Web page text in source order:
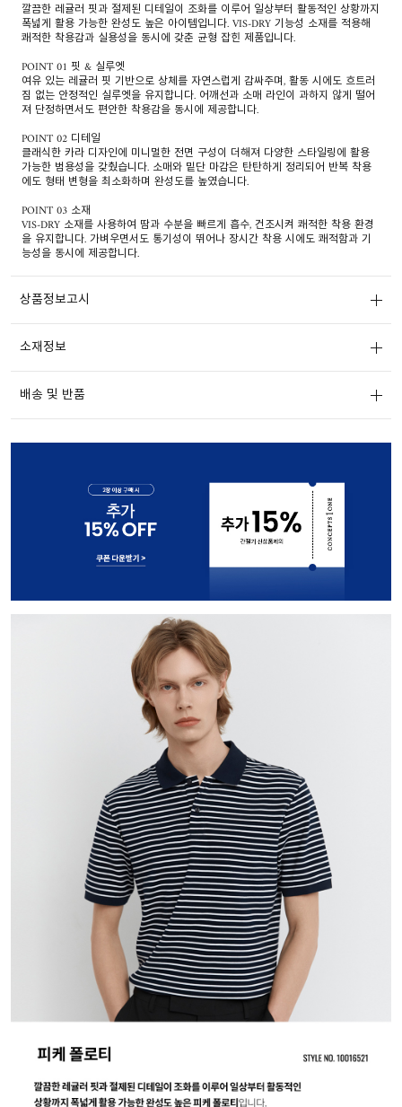
깔끔한 레귤러 핏과 절제된 디테일이 조화를 이루어 일상부터 활동적인 상황까지
폭넓게 활용 가능한 완성도 높은 아이템입니다. VIS-DRY 기능성 소재를 적용해
쾌적한 착용감과 실용성을 동시에 갖춘 균형 잡힌 제품입니다.
POINT 01 핏 & 실루엣
여유 있는 레귤러 핏 기반으로 상체를 자연스럽게 감싸주며, 활동 시에도 흐트러
짐 없는 안정적인 실루엣을 유지합니다. 어깨선과 소매 라인이 과하지 않게 떨어
져 단정하면서도 편안한 착용감을 동시에 제공합니다.
POINT 02 디테일
클래식한 카라 디자인에 미니멀한 전면 구성이 더해져 다양한 스타일링에 활용
가능한 범용성을 갖췄습니다. 소매와 밑단 마감은 탄탄하게 정리되어 반복 착용
에도 형태 변형을 최소화하며 완성도를 높였습니다.
POINT 03 소재
VIS-DRY 소재를 사용하여 땀과 수분을 빠르게 흡수, 건조시켜 쾌적한 착용 환경
을 유지합니다. 가벼우면서도 통기성이 뛰어나 장시간 착용 시에도 쾌적함과 기
능성을 동시에 제공합니다.
상품정보고시
소재정보
배송 및 반품